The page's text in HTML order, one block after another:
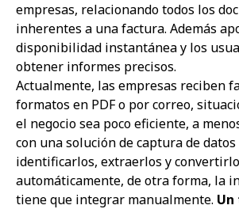
empresas, relacionando todos los
inherentes a una factura. Además
disponibilidad instantánea y los
obtener informes precisos.
Actualmente, las empresas reciben
formatos en PDF o por correo,
el negocio sea poco eficiente, a
con una solución de captura de
identificarlos, extraerlos y
automáticamente, de otra forma, la
tiene que integrar manualmente.